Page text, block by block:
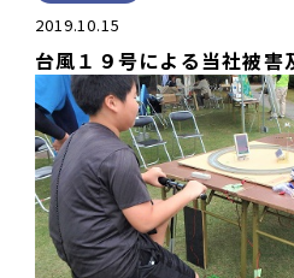
2019.10.15
台風１９号による当社被害